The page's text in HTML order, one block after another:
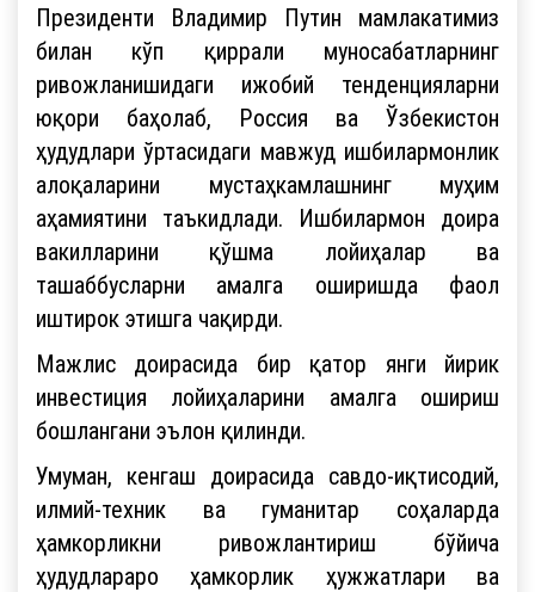
Президенти Владимир Путин мамлакатимиз
билан кўп қиррали муносабатларнинг
ривожланишидаги ижобий тенденцияларни
юқори баҳолаб, Россия ва Ўзбекистон
ҳудудлари ўртасидаги мавжуд ишбилармонлик
алоқаларини мустаҳкамлашнинг муҳим
аҳамиятини таъкидлади. Ишбилармон доира
вакилларини қўшма лойиҳалар ва
ташаббусларни амалга оширишда фаол
иштирок этишга чақирди.
Мажлис доирасида бир қатор янги йирик
инвестиция лойиҳаларини амалга ошириш
бошлангани эълон қилинди.
Умуман, кенгаш доирасида савдо-иқтисодий,
илмий-техник ва гуманитар соҳаларда
ҳамкорликни ривожлантириш бўйича
ҳудудлараро ҳамкорлик ҳужжатлари ва